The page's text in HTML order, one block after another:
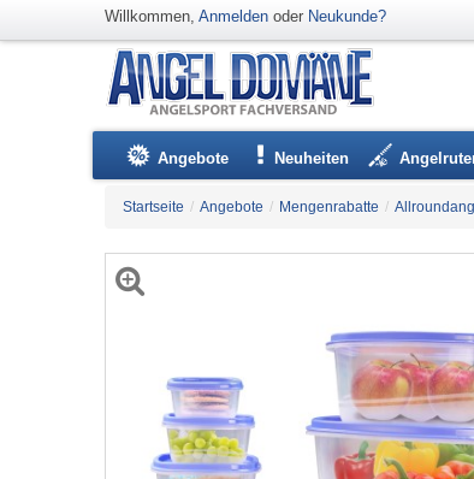
Willkommen, Anmelden oder Neukunde?
Angebote Neuheiten
Startseite / Angebote / Mengenrabatte /